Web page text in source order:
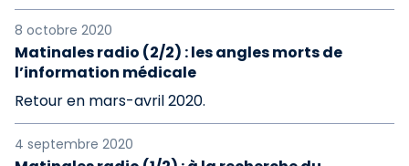
8 octobre 2020
Matinales radio (2/2) : les angles morts de
l’information médicale
Retour en mars-avril 2020.
4 septembre 2020